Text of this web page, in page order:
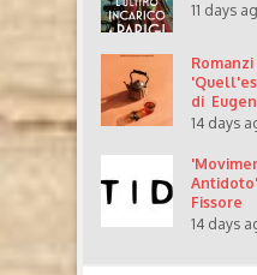
11 days
di
14 days
Fissore
14 days